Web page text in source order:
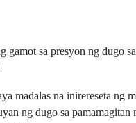
gamot sa presyon ng
madalas na inirereseta
ng dugo sa